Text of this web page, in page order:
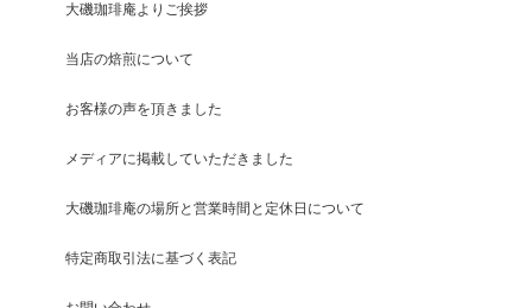
大磯珈琲庵よりご挨拶
当店の焙煎について
お客様の声を頂きました
メディアに掲載していただきました
大磯珈琲庵の場所と営業時間と定休日について
特定商取引法に基づく表記